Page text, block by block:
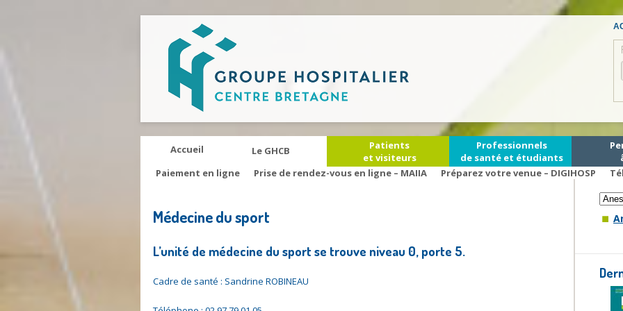
Accueil Le GHCB
Patients
et visiteurs
Professionnels
de santé et étudiants
Paiement en ligne
Prise de rendez-vous en ligne – MAIIA Préparez votre venue – DIGIHOSP
Médecine du sport
L’unité de médecine du sport se trouve niveau 0, porte 5.
Cadre de santé : Sandrine ROBINEAU